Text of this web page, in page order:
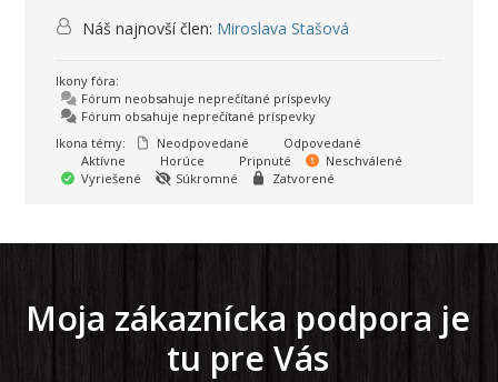
Náš najnovší člen: Miroslava Stašová
Ikony fóra:
Fórum neobsahuje neprečítané príspevky
Fórum obsahuje neprečítané príspevky
Ikona témy:
Neodpovedané
Odpovedané
Aktívne
Horúce Pripnuté
Neschválené
Vyriešené
Súkromné Zatvorené
Moja zákaznícka podpora je
tu pre Vás